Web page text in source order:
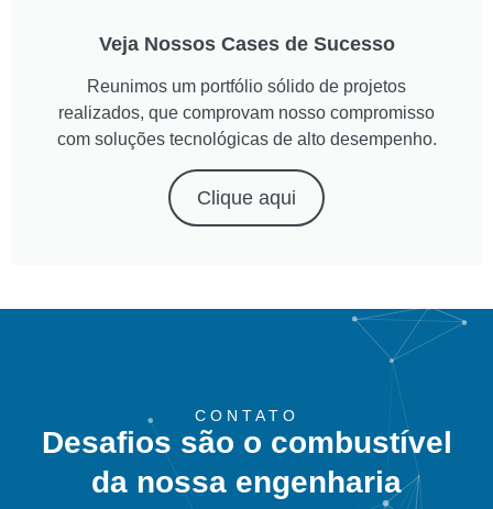
Veja Nossos Cases de Sucesso
Reunimos um portfólio sólido de projetos
realizados, que comprovam nosso compromisso
com soluções tecnológicas de alto desempenho.
Clique aqui
CONTATO
Desafios são o combustível
da nossa engenharia